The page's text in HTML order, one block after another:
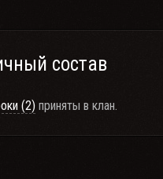
состав
(2) приняты в клан.